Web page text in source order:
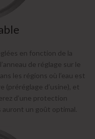
en fonction de la
de réglage sur le
les régions où l’eau est
(préréglage d’usine), et
d’une protection
un goût optimal.